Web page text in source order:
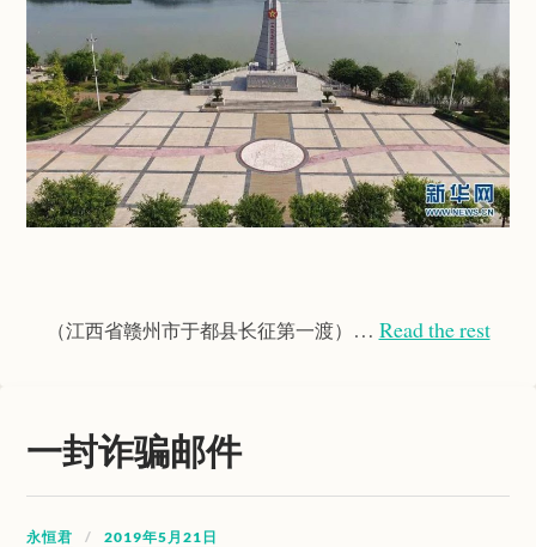
（江西省赣州市于都县长征第一渡） … Read the rest
一封诈骗邮件
永恒君 2019年5月21日